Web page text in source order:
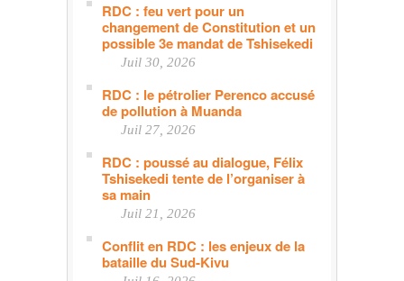
RDC : feu vert pour un
changement de Constitution et un
possible 3e mandat de Tshisekedi
Juil 30, 2026
RDC : le pétrolier Perenco accusé
de pollution à Muanda
Juil 27, 2026
RDC : poussé au dialogue, Félix
Tshisekedi tente de l’organiser à
sa main
Juil 21, 2026
Conflit en RDC : les enjeux de la
bataille du Sud-Kivu